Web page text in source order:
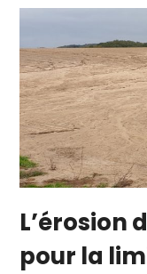
L’érosion
pour la